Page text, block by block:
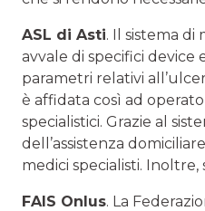
ASL di Asti. Il sistema
avvale di specifici device
parametri relativi
è affidata così ad
specialistici. Grazie al
dell’assistenza
medici specialisti.
FAIS Onlus. La